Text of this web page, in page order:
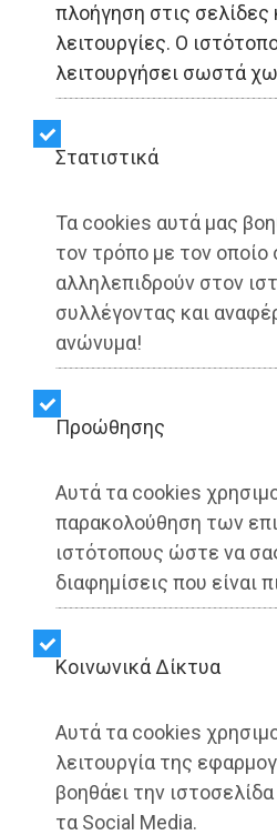
πλοήγηση στις σελίδες
λειτουργίες. Ο
λειτουργήσει σωστά
Στατιστικά
Τα cookies αυτά μας
τον τρόπο με τον οποίο
αλληλεπιδρούν στον
συλλέγοντας και
ανώνυμα!
Προώθησης
Αυτά τα cookies
παρακολούθηση των
ιστότοπους ώστε να
διαφημίσεις που είναι
Kοινωνικά Δίκτυα
Αυτά τα cookies
λειτουργία της
βοηθάει την
τα Social Media.
4ο Χορευτικό
Αρβανίτικος
Βαρνάβα
Dimotisnews | 04/07/2025 - 11:39
▶️ Ακούστε το κείμενο